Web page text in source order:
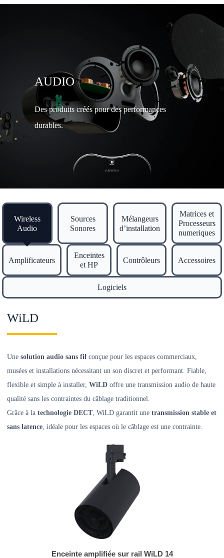
AUDIO
Des produits créés pour des performances
durables.
Wireless
Audio
Sources
Sonores
Mélangeurs
d’installation
Matrices et
Processeurs
numeriques
Amplificateurs
Enceintes
et HP
Contrôleurs Accessoires
Logiciels
WiLD
Une solution audio sans filconçue pour les espaces commerciaux,
musées et installations nécessitant un son discret et performant. Fiable,
flexible et simple à installer, WiLD offre une transmission audio de haute
qualité sans les contraintes du câblage traditionnel.
Grâce à la technologie DECT, WiLD garantit une transmission stable et
sans latence, idéale pour les espaces où le câblage est une contrainte.
Enceinte amplifiée sur rail WiLD 14